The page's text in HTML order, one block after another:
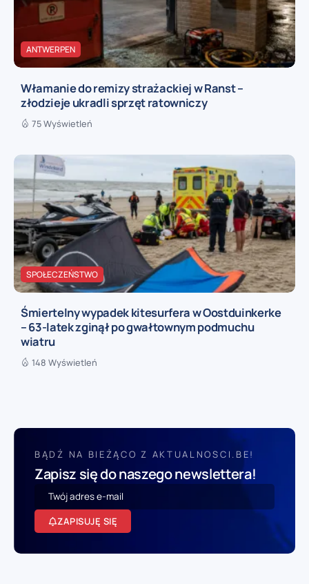
ANTWERPEN
Włamanie do remizy strażackiej w Ranst –
złodzieje ukradli sprzęt ratowniczy
75 Wyświetleń
SPOŁECZEŃSTWO
Śmiertelny wypadek kitesurfera w Oostduinkerke
– 63-latek zginął po gwałtownym podmuchu
wiatru
148 Wyświetleń
BĄDŹ NA BIEŻĄCO Z AKTUALNOSCI.BE!
Zapisz się do naszego newslettera!
ZAPISUJĘ SIĘ